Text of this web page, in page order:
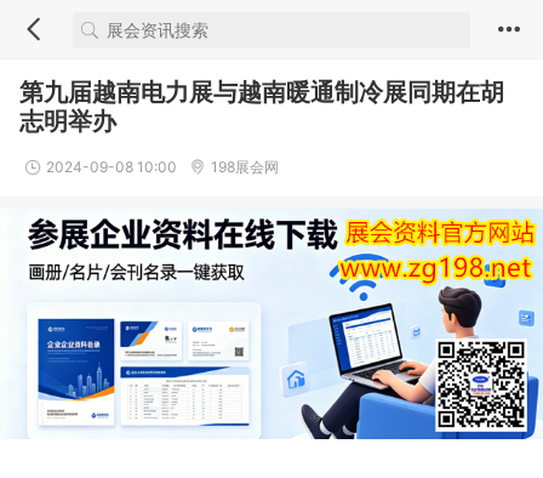
第九届越南电力展与越南暖通制冷展同期在胡
志明举办
2024-09-08 10:00 198展会网